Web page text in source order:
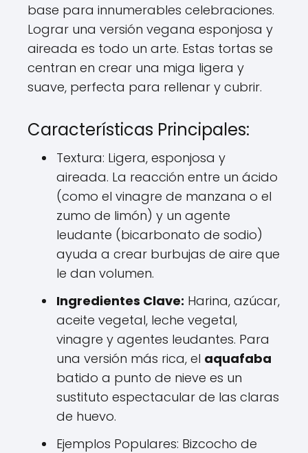
base para innumerables celebraciones.
Lograr una versión vegana esponjosa y
aireada es todo un arte. Estas tortas se
centran en crear una miga ligera y
suave, perfecta para rellenar y cubrir.
Características Principales:
Textura: Ligera, esponjosa y
aireada. La reacción entre un ácido
(como el vinagre de manzana o el
zumo de limón) y un agente
leudante (bicarbonato de sodio)
ayuda a crear burbujas de aire que
le dan volumen.
Ingredientes Clave: Harina, azúcar,
aceite vegetal, leche vegetal,
vinagre y agentes leudantes. Para
una versión más rica, el aquafaba
batido a punto de nieve es un
sustituto espectacular de las claras
de huevo.
Ejemplos Populares: Bizcocho de